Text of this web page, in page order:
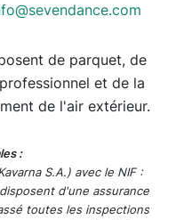
de parquet, de
et de la
de l'air extérieur.
:
S.A.) avec le NIF :
d'une assurance
toutes les inspections